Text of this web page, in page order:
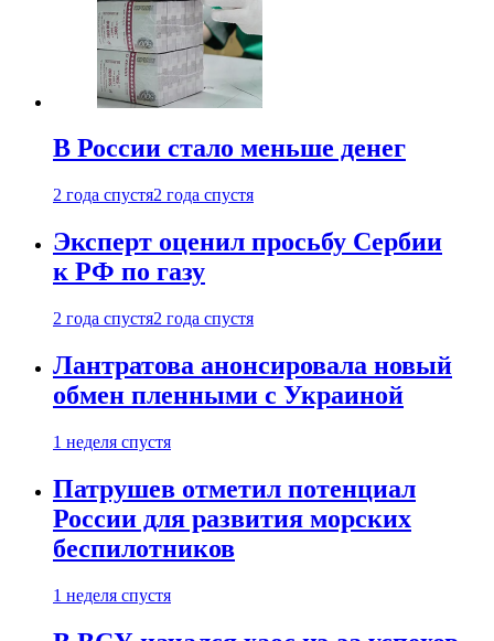
В России стало меньше денег
2 года спустя2 года спустя
Эксперт оценил просьбу Сербии
к РФ по газу
2 года спустя2 года спустя
Лантратова анонсировала новый
обмен пленными с Украиной
1 неделя спустя
Патрушев отметил потенциал
России для развития морских
беспилотников
1 неделя спустя